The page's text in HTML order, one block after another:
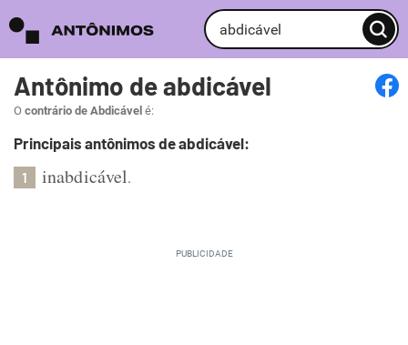
Antônimo de abdicável
O contrário de Abdicável é:
Principais antônimos de abdicável:
1 inabdicável.